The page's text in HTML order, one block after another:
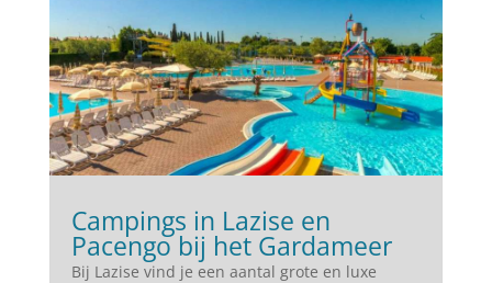
Campings in Lazise en
Pacengo bij het Gardameer
Bij Lazise vind je een aantal grote en luxe